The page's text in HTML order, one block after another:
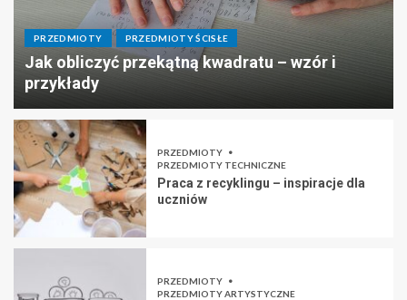
PRZEDMIOTY PRZEDMIOTY ŚCISŁE
Jak obliczyć przekątną kwadratu – wzór i
przykłady
PRZEDMIOTY
PRZEDMIOTY TECHNICZNE
Praca z recyklingu – inspiracje dla
uczniów
PRZEDMIOTY
PRZEDMIOTY ARTYSTYCZNE